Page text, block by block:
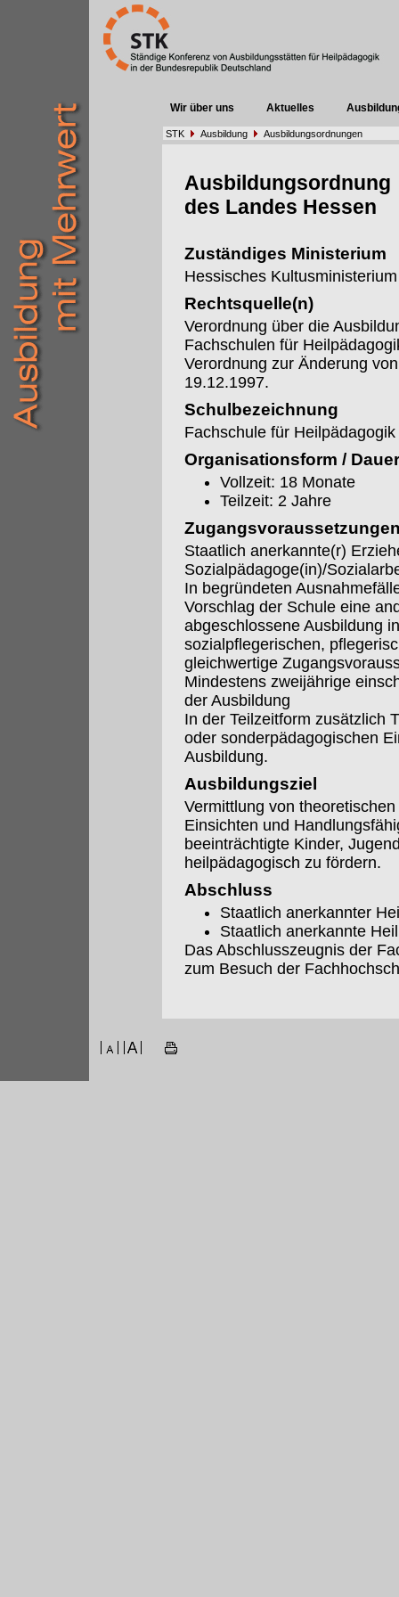
Wir über uns Aktuelles
STK Ausbildung Ausbildungsordnungen
Ausbildungsordnung
des Landes Hessen
Zuständiges Ministerium
Hessisches Kultusministerium
Rechtsquelle(n)
Verordnung über die
Fachschulen für
Verordnung zur Änderung
19.12.1997.
Schulbezeichnung
Fachschule für Heilpädagogik
Organisationsform / Dauer
Vollzeit: 18 Monate
Teilzeit: 2 Jahre
Staatlich anerkannte(r)
Sozialpädagoge(in)/
In begründeten
Vorschlag der Schule eine
abgeschlossene Ausbildung
sozialpflegerischen,
gleichwertige
Mindestens zweijährige
der Ausbildung
In der Teilzeitform zusätzlich
oder sonderpädagogischen
Ausbildung.
Ausbildungsziel
Vermittlung von
Einsichten und
beeinträchtigte Kinder,
heilpädagogisch zu fördern.
Abschluss
Staatlich anerkannter
Staatlich anerkannte
Das Abschlusszeugnis der
zum Besuch der